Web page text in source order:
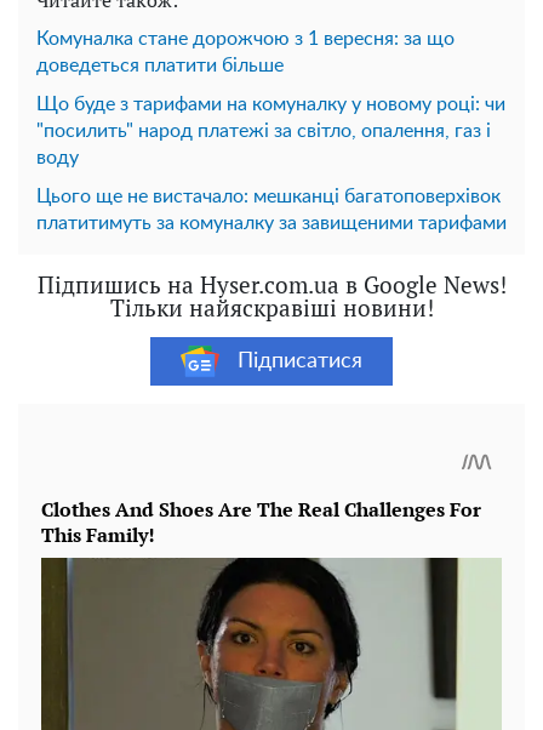
Комуналка стане дорожчою з 1 вересня: за що
доведеться платити більше
Що буде з тарифами на комуналку у новому році: чи
"посилить" народ платежі за світло, опалення, газ і
воду
Цього ще не вистачало: мешканці багатоповерхівок
платитимуть за комуналку за завищеними тарифами
Підпишись на Hyser.com.ua в Google News!
Тільки найяскравіші новини!
Підписатися